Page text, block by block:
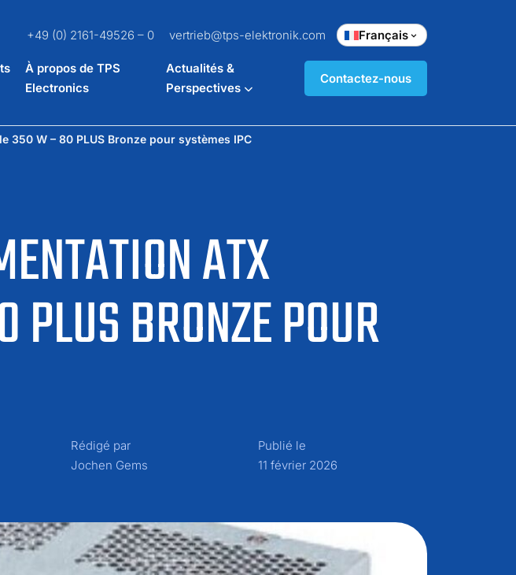
+49 (0) 2161-49526 – 0 vertrieb@tps-elektronik.com Français
À propos de TPS
Electronics
Actualités &
Perspectives
Contactez-nous
ATX
BRONZE POUR
350 W – 80 PLUS Bronze pour systèmes IPC
Rédigé par
Jochen Gems
Publié le
11 février 2026